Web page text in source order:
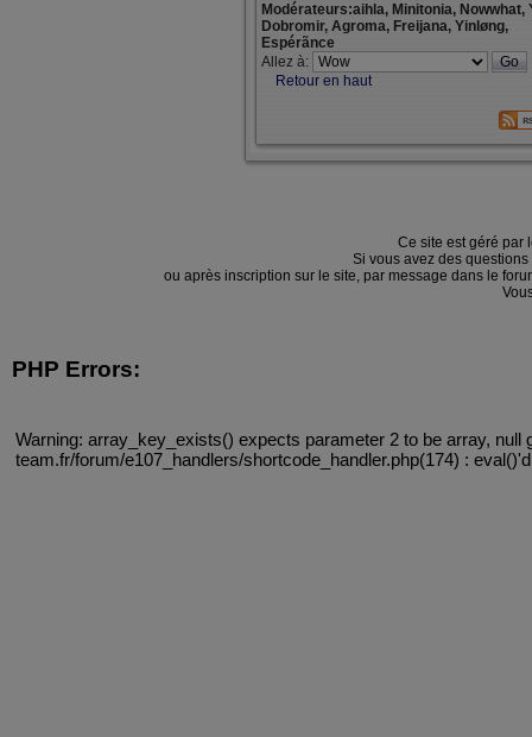
Modérateurs:aihla, Minitonia, Nowwhat,
Dobromir, Agroma, Freijana, Yinløng,
Espérãnce
Allez à:
Retour en haut
Ce site est géré par
Si vous avez des
ou après inscription sur le site, par message dans le
PHP Errors:
Warning: array_key_exists() expects parameter 2 to be array, null
team.fr/forum/e107_handlers/shortcode_handler.php(174) :